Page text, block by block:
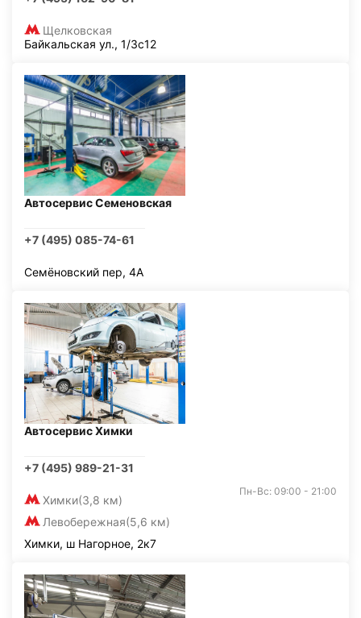
Щелковская
Байкальская ул., 1/3с12
Автосервис Семеновская
+7 (495) 085-74-61
Семёновский пер, 4А
Автосервис Химки
+7 (495) 989-21-31
Химки(3,8 км)
Левобережная(5,6 км)
Пн-Вс: 09:00 - 21:00
Химки, ш Нагорное, 2к7